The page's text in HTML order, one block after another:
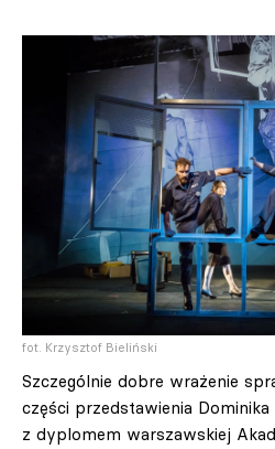
fot. Krzysztof Bieliński
Szczególnie dobre wrażenie
części przedstawienia
z dyplomem warszawskiej